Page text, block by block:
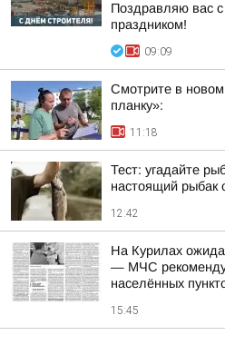
Поздравляю вас
праздником!
09:09
Смотрите в
планку»:
11:18
Тест: угадайте
настоящий рыбак
12:42
На Курилах
— МЧС
населённых
15:45